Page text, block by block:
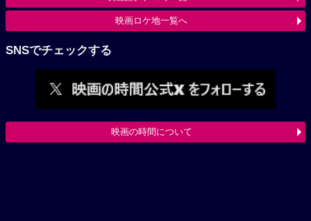
映画ロケ地一覧へ
SNSでチェックする
映画の時間について